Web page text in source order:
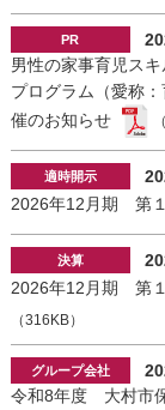
男性の家事育児ス
プログラム（愛称
催のお知らせ
2026年12月期 第
2026年12月期 第
（316KB）
令和8年度 大村市